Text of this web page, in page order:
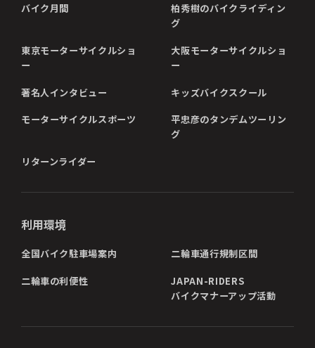
バイク月間
柏秀樹のバイクライディン
グ
東京モーターサイクルショ
ー
大阪モーターサイクルショ
ー
著名人インタビュー キッズバイクスクール
モーターサイクルスポーツ
平忠彦のタンデムツーリン
グ
リターンライダー
利用環境
全国バイク駐車場案内 二輪車通行規制区間
二輪車の利便性
JAPAN-RIDERS
バイクマナーアップ活動